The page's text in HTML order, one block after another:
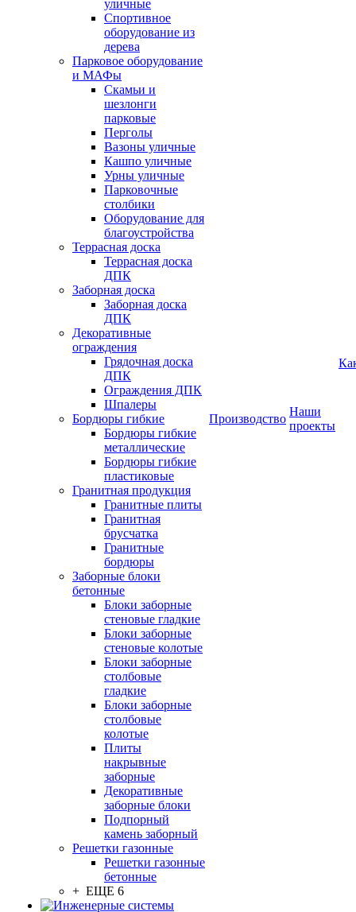
уличные
Спортивное
оборудование из
дерева
Парковое оборудование
и МАФы
Скамьи и
шезлонги
парковые
Перголы
Вазоны уличные
Кашпо уличные
Урны уличные
Парковочные
столбики
Оборудование для
благоустройства
Террасная доска
Террасная доска
ДПК
Заборная доска
Заборная доска
ДПК
Декоративные
ограждения
Грядочная доска
ДПК
Ограждения ДПК
Шпалеры
Бордюры гибкие
Бордюры гибкие
металлические
Бордюры гибкие
пластиковые
Гранитная продукция
Гранитные плиты
Гранитная
брусчатка
Гранитные
бордюры
Заборные блоки
бетонные
Блоки заборные
стеновые гладкие
Блоки заборные
стеновые колотые
Блоки заборные
столбовые
гладкие
Блоки заборные
столбовые
колотые
Плиты
накрывные
заборные
Декоративные
заборные блоки
Подпорный
камень заборный
Решетки газонные
Решетки газонные
бетонные
+ ЕЩЕ 6
Производство
Наши
проекты